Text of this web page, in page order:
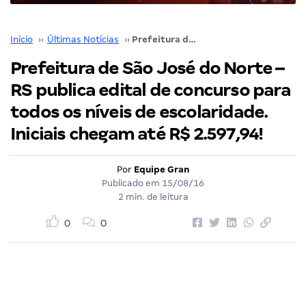
Início ›› Últimas Notícias ›› Prefeitura de São José do Norte – RS publica edital de concurso para todos os níveis de escolaridade. Iniciais chegam até R$ 2.597,94!
Prefeitura de São José do Norte –
RS publica edital de concurso para
todos os níveis de escolaridade.
Iniciais chegam até R$ 2.597,94!
Por Equipe Gran
Publicado em 15/08/16
2 min. de leitura
0 0